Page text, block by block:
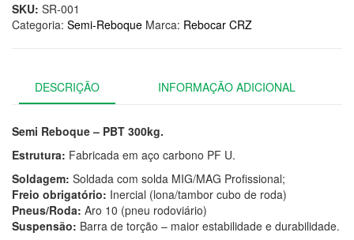
SKU: SR-001
Categoria: Semi-Reboque Marca: Rebocar CRZ
DESCRIÇÃO INFORMAÇÃO ADICIONAL
Semi Reboque – PBT 300kg.
Estrutura: Fabricada em aço carbono PF U.
Soldagem: Soldada com solda MIG/MAG Profissional;
Freio obrigatório: Inercial (lona/tambor cubo de roda)
Pneus/Roda: Aro 10 (pneu rodoviário)
Suspensão: Barra de torção – maior estabilidade e durabilidade.